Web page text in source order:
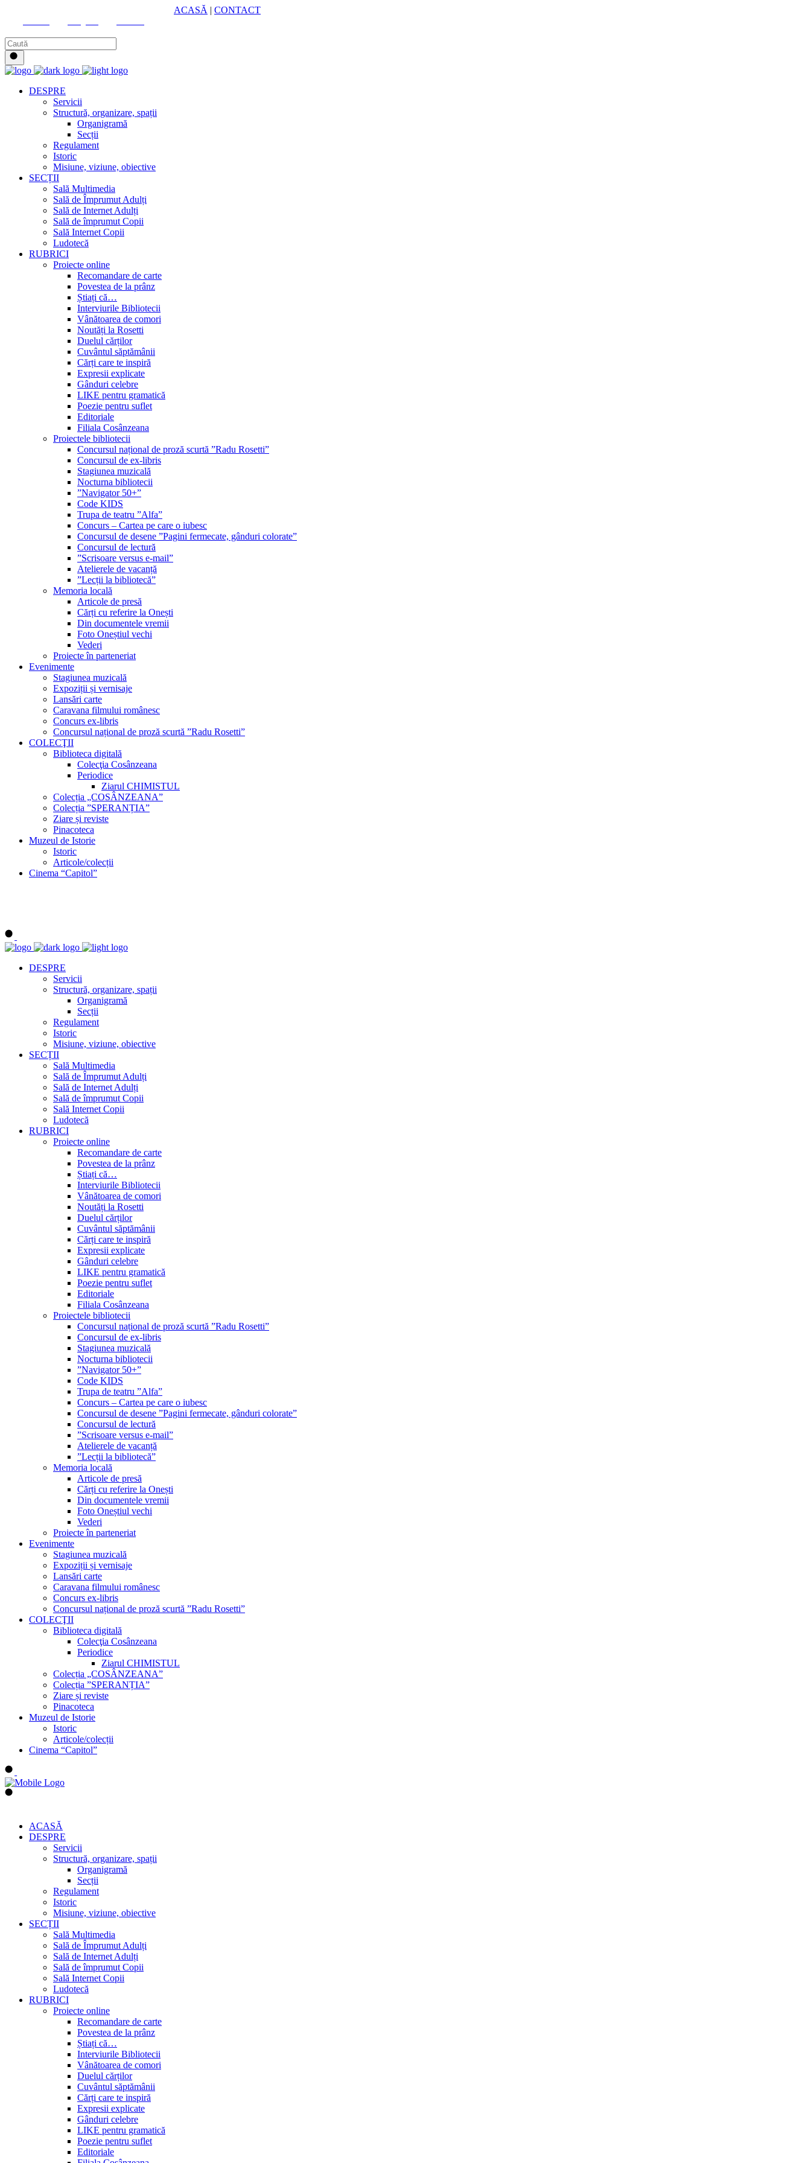
ACASĂ | CONTACT
DESPRE
Servicii
Structură, organizare, spații
Organigramă
Secții
Regulament
Istoric
Misiune, viziune, obiective
SECȚII
Sală Multimedia
Sală de Împrumut Adulți
Sală de Internet Adulți
Sală de împrumut Copii
Sală Internet Copii
Ludotecă
RUBRICI
Proiecte online
Recomandare de carte
Povestea de la prânz
Știați că…
Interviurile Bibliotecii
Vânătoarea de comori
Noutăți la Rosetti
Duelul cărților
Cuvântul săptămânii
Cărți care te inspiră
Expresii explicate
Gânduri celebre
LIKE pentru gramatică
Poezie pentru suflet
Editoriale
Filiala Cosânzeana
Proiectele bibliotecii
Concursul național de proză scurtă ”Radu Rosetti”
Concursul de ex-libris
Stagiunea muzicală
Nocturna bibliotecii
”Navigator 50+”
Code KIDS
Trupa de teatru ”Alfa”
Concurs – Cartea pe care o iubesc
Concursul de desene ”Pagini fermecate, gânduri colorate”
Concursul de lectură
”Scrisoare versus e-mail”
Atelierele de vacanță
”Lecții la bibliotecă”
Memoria locală
Articole de presă
Cărți cu referire la Onești
Din documentele vremii
Foto Oneștiul vechi
Vederi
Proiecte în parteneriat
Evenimente
Stagiunea muzicală
Expoziții și vernisaje
Lansări carte
Caravana filmului românesc
Concurs ex-libris
Concursul național de proză scurtă ”Radu Rosetti”
COLECŢII
Biblioteca digitală
Colecţia Cosânzeana
Periodice
Ziarul CHIMISTUL
Colecția „COSÂNZEANA”
Colecția ”SPERANȚIA”
Ziare și reviste
Pinacoteca
Muzeul de Istorie
Istoric
Articole/colecții
Cinema “Capitol”
DESPRE
Servicii
Structură, organizare, spații
Organigramă
Secții
Regulament
Istoric
Misiune, viziune, obiective
SECȚII
Sală Multimedia
Sală de Împrumut Adulți
Sală de Internet Adulți
Sală de împrumut Copii
Sală Internet Copii
Ludotecă
RUBRICI
Proiecte online
Recomandare de carte
Povestea de la prânz
Știați că…
Interviurile Bibliotecii
Vânătoarea de comori
Noutăți la Rosetti
Duelul cărților
Cuvântul săptămânii
Cărți care te inspiră
Expresii explicate
Gânduri celebre
LIKE pentru gramatică
Poezie pentru suflet
Editoriale
Filiala Cosânzeana
Proiectele bibliotecii
Concursul național de proză scurtă ”Radu Rosetti”
Concursul de ex-libris
Stagiunea muzicală
Nocturna bibliotecii
”Navigator 50+”
Code KIDS
Trupa de teatru ”Alfa”
Concurs – Cartea pe care o iubesc
Concursul de desene ”Pagini fermecate, gânduri colorate”
Concursul de lectură
”Scrisoare versus e-mail”
Atelierele de vacanță
”Lecții la bibliotecă”
Memoria locală
Articole de presă
Cărți cu referire la Onești
Din documentele vremii
Foto Oneștiul vechi
Vederi
Proiecte în parteneriat
Evenimente
Stagiunea muzicală
Expoziții și vernisaje
Lansări carte
Caravana filmului românesc
Concurs ex-libris
Concursul național de proză scurtă ”Radu Rosetti”
COLECŢII
Biblioteca digitală
Colecţia Cosânzeana
Periodice
Ziarul CHIMISTUL
Colecția „COSÂNZEANA”
Colecția ”SPERANȚIA”
Ziare și reviste
Pinacoteca
Muzeul de Istorie
Istoric
Articole/colecții
Cinema “Capitol”
ACASĂ
DESPRE
Servicii
Structură, organizare, spații
Organigramă
Secții
Regulament
Istoric
Misiune, viziune, obiective
SECȚII
Sală Multimedia
Sală de Împrumut Adulți
Sală de Internet Adulți
Sală de împrumut Copii
Sală Internet Copii
Ludotecă
RUBRICI
Proiecte online
Recomandare de carte
Povestea de la prânz
Știați că…
Interviurile Bibliotecii
Vânătoarea de comori
Duelul cărților
Cuvântul săptămânii
Cărți care te inspiră
Expresii explicate
Gânduri celebre
LIKE pentru gramatică
Poezie pentru suflet
Editoriale